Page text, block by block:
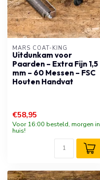
MARS COAT-KING
Uitdunkam voor
Paarden – Extra Fijn 1,5
mm – 60 Messen – FSC
Houten Handvat
€58,95
Voor 16:00 besteld, morgen in
huis!